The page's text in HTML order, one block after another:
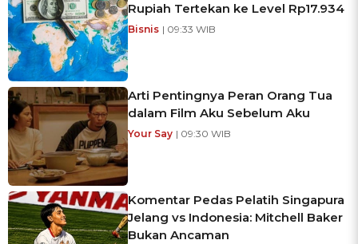
Rupiah Tertekan ke Level Rp17.934
Bisnis | 09:33 WIB
Arti Pentingnya Peran Orang Tua
dalam Film Aku Sebelum Aku
Your Say | 09:30 WIB
Komentar Pedas Pelatih Singapura
Jelang vs Indonesia: Mitchell Baker
Bukan Ancaman